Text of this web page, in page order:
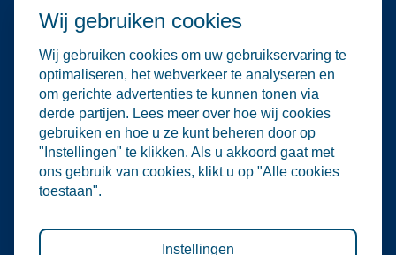
Water Alliance biedt dit platform aan om relevante
evenementen in de water- en
milieutechnologiesector te verzamelen en onder de
aandacht te brengen. Hoewel wij zorgvuldig omgaan
met de selectie en plaatsing van evenementen, zijn
wij niet verantwoordelijk voor de organisatie of
inhoud van externe evenementen.
De informatie op deze website is informatief van
aard. Er kunnen geen rechten worden ontleend aan
de inhoud van deze site, noch aan deelname aan de
geen enkele aansprakelijkheid voor directe of
indirecte schade die voortvloeit uit het gebruik van
Wij gebruiken cookies
Wij gebruiken cookies om uw gebruikservaring te
optimaliseren, het webverkeer te analyseren en
om gerichte advertenties te kunnen tonen via
derde partijen. Lees meer over hoe wij cookies
gebruiken en hoe u ze kunt beheren door op
"Instellingen" te klikken. Als u akkoord gaat met
ons gebruik van cookies, klikt u op "Alle cookies
toestaan".
Instellingen